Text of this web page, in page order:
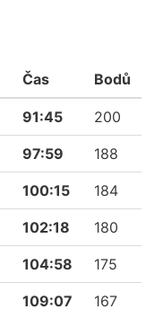
Čas Bodů
91:45 200
97:59 188
100:15 184
102:18 180
104:58 175
109:07 167